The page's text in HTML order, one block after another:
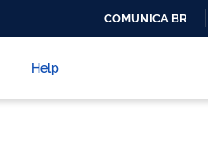
COMUNICA BR
Help